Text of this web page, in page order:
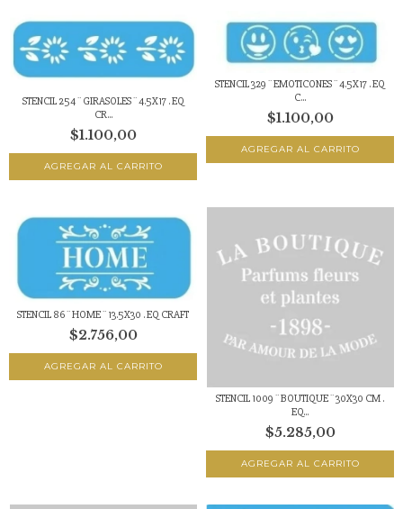
STENCIL 254 ¨ GIRASOLES ¨ 4.5X17 . EQ
CR...
$1.100,00
STENCIL 329 ¨ EMOTICONES ¨ 4.5X17 . EQ
C...
$1.100,00
STENCIL 86 ¨ HOME ¨ 13.5X30 . EQ CRAFT
$2.756,00
STENCIL 1009 ¨ BOUTIQUE ¨ 30X30 CM .
EQ...
$5.285,00